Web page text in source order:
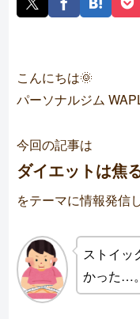
こんにちは🌞
パーソナルジム
今回の記事は
ダイエットは焦
をテーマに情報発信
ストイッ
かった…。